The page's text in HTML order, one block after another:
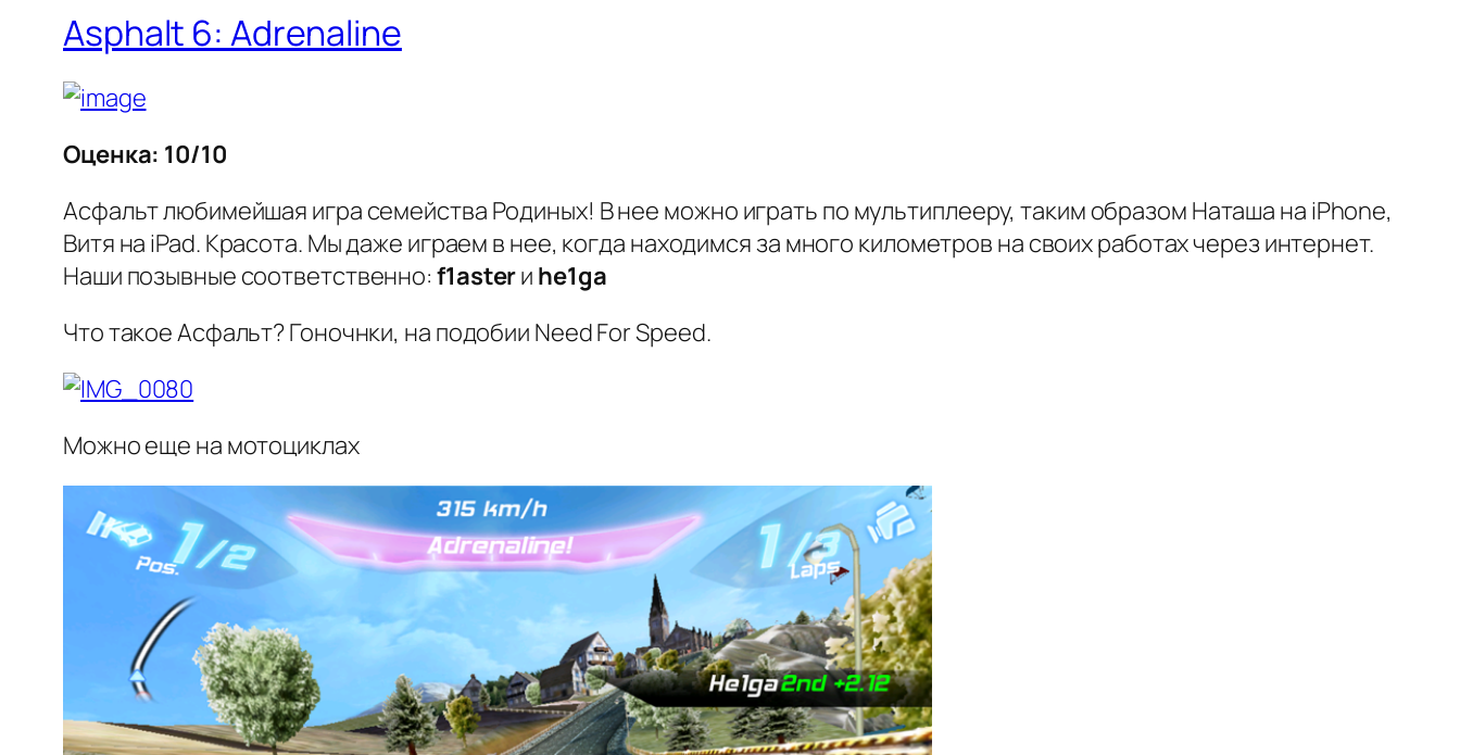
Asphalt 6: Adrenaline
Оценка: 10/10
Асфальт любимейшая игра семейства Родиных! В нее можно играть по мультиплееру, таким образом Наташа на iPhone,
Витя на iPad. Красота. Мы даже играем в нее, когда находимся за много километров на своих работах через интернет.
Наши позывные соответственно: f1asterи he1ga
Что такое Асфальт? Гоночнки, на подобии Need For Speed.
Можно еще на мотоциклах